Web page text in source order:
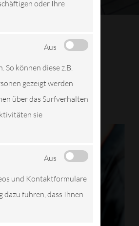
oder Ihre
Aus
können diese z.B.
gezeigt werden
über das Surfverhalten
sie
Aus
und Kontaktformulare
führen, dass Ihnen